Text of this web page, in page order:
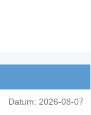
Datum: 2026-08-07